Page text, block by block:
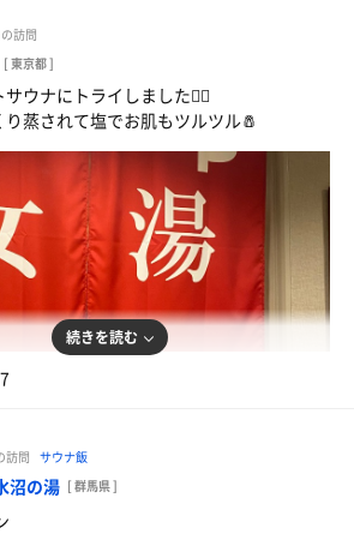
訪問
[ 東京都 ]
ウナにトライしました🧖‍♀️
蒸されて塩でお肌もツルツル🧂
続きを読む
7
訪問 サウナ飯
沼の湯 [ 群馬県 ]